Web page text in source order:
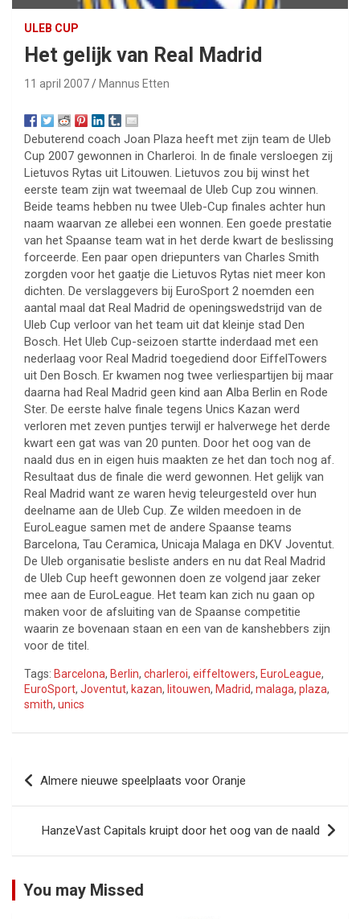
ULEB CUP
Het gelijk van Real Madrid
11 april 2007 Mannus Etten
Debuterend coach Joan Plaza heeft met zijn team de Uleb
Cup 2007 gewonnen in Charleroi. In de finale versloegen zij
Lietuvos Rytas uit Litouwen. Lietuvos zou bij winst het
eerste team zijn wat tweemaal de Uleb Cup zou winnen.
Beide teams hebben nu twee Uleb-Cup finales achter hun
naam waarvan ze allebei een wonnen. Een goede prestatie
van het Spaanse team wat in het derde kwart de beslissing
forceerde. Een paar open driepunters van Charles Smith
zorgden voor het gaatje die Lietuvos Rytas niet meer kon
dichten. De verslaggevers bij EuroSport 2 noemden een
aantal maal dat Real Madrid de openingswedstrijd van de
Uleb Cup verloor van het team uit dat kleinje stad Den
Bosch. Het Uleb Cup-seizoen startte inderdaad met een
nederlaag voor Real Madrid toegediend door EiffelTowers
uit Den Bosch. Er kwamen nog twee verliespartijen bij maar
daarna had Real Madrid geen kind aan Alba Berlin en Rode
Ster. De eerste halve finale tegens Unics Kazan werd
verloren met zeven puntjes terwijl er halverwege het derde
kwart een gat was van 20 punten. Door het oog van de
naald dus en in eigen huis maakten ze het dan toch nog af.
Resultaat dus de finale die werd gewonnen. Het gelijk van
Real Madrid want ze waren hevig teleurgesteld over hun
deelname aan de Uleb Cup. Ze wilden meedoen in de
EuroLeague samen met de andere Spaanse teams
Barcelona, Tau Ceramica, Unicaja Malaga en DKV Joventut.
De Uleb organisatie besliste anders en nu dat Real Madrid
de Uleb Cup heeft gewonnen doen ze volgend jaar zeker
mee aan de EuroLeague. Het team kan zich nu gaan op
maken voor de afsluiting van de Spaanse competitie
waarin ze bovenaan staan en een van de kanshebbers zijn
voor de titel.
Tags: Barcelona, Berlin, charleroi, eiffeltowers, EuroLeague,
EuroSport, Joventut, kazan, litouwen, Madrid, malaga, plaza,
smith, unics
Bericht
navigatie
Almere nieuwe speelplaats voor Oranje
HanzeVast Capitals kruipt door het oog van de naald
You may Missed